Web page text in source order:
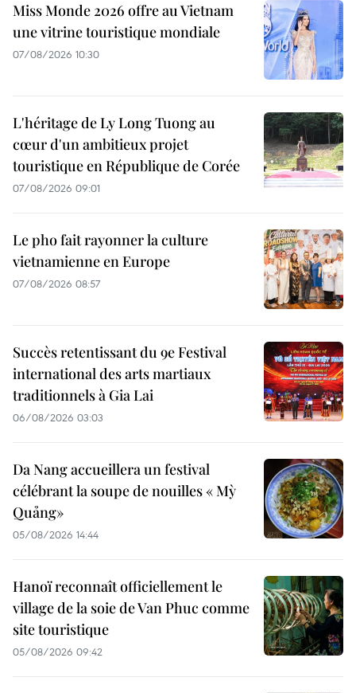
Miss Monde 2026 offre au Vietnam
une vitrine touristique mondiale
07/08/2026 10:30
L'héritage de Ly Long Tuong au
cœur d'un ambitieux projet
touristique en République de Corée
07/08/2026 09:01
Le pho fait rayonner la culture
vietnamienne en Europe
07/08/2026 08:57
Succès retentissant du 9e Festival
international des arts martiaux
traditionnels à Gia Lai
06/08/2026 03:03
Da Nang accueillera un festival
célébrant la soupe de nouilles « Mỳ
Quảng»
05/08/2026 14:44
Hanoï reconnaît officiellement le
village de la soie de Van Phuc comme
site touristique
05/08/2026 09:42